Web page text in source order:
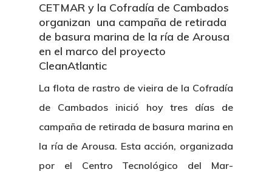
CETMAR y la Cofradía de Cambados
organizan una campaña de retirada
de basura marina de la ría de Arousa
en el marco del proyecto
CleanAtlantic
La flota de rastro de vieira de la Cofradía
de Cambados inició hoy tres días de
campaña de retirada de basura marina en
la ría de Arousa. Esta acción, organizada
por el Centro Tecnológico del Mar-